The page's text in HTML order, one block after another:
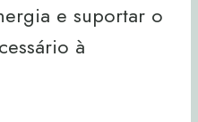
e suportar o
à